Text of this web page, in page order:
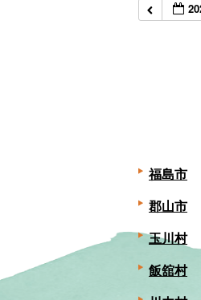
福島市
郡山市
玉川村
飯舘村